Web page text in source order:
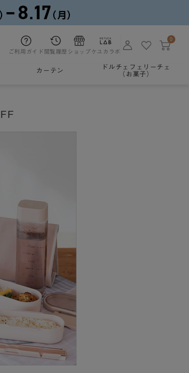
ご利用ガイド 閲覧履歴 ショップケユカラボ
0
カーテン
ドルチェフェリーチェ
（お菓子）